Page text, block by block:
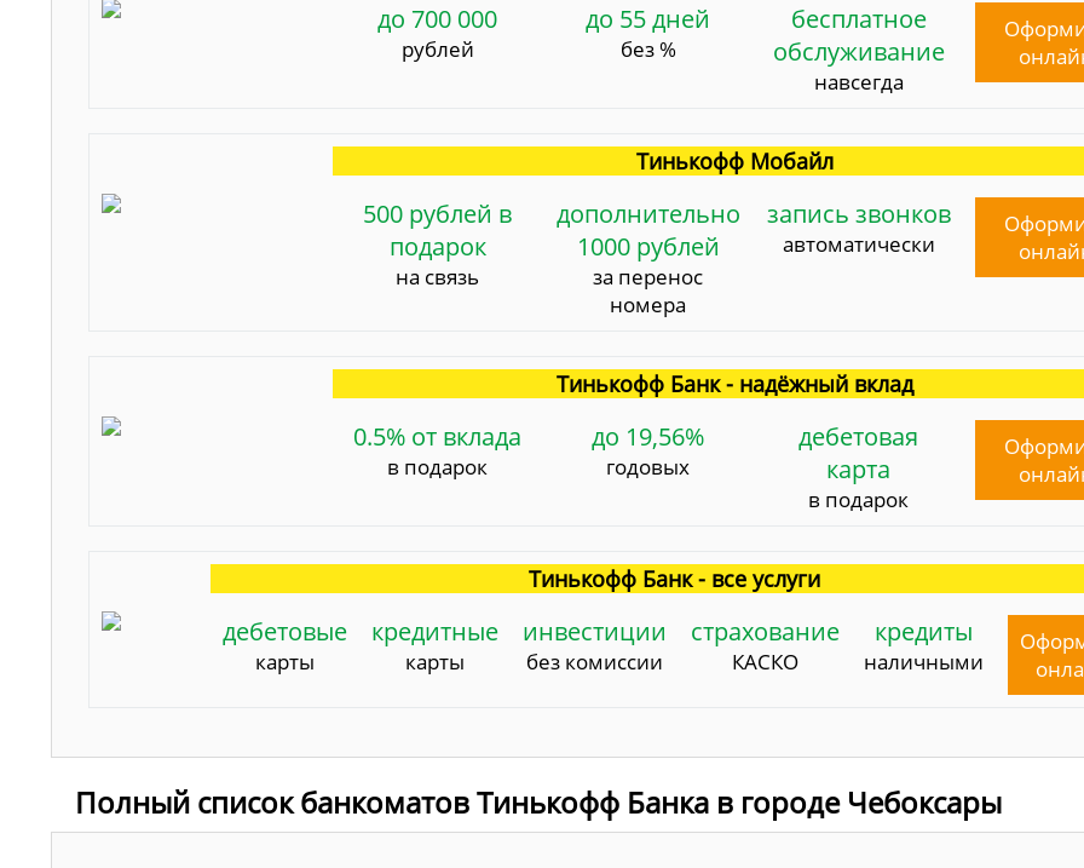
до 700 000
рублей
до 55 дней
без %
бесплатное
обслуживание
навсегда
Тинькофф Мобайл
500 рублей в
подарок
на связь
дополнительно
1000 рублей
за перенос
номера
запись звонков
автоматически
Тинькофф Банк - надёжный вклад
0.5% от вклада
в подарок
до 19,56%
годовых
дебетовая
карта
в подарок
Тинькофф Банк - все услуги
дебетовые
карты
кредитные
карты
инвестиции
без комиссии
страхование
КАСКО
кредиты
наличными
Полный список банкоматов Тинькофф Банка в городе Чебоксары